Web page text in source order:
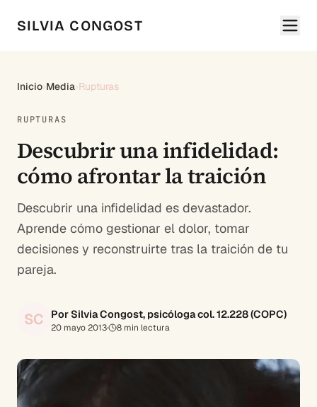
SILVIA CONGOST
Inicio›Media›Rupturas
RUPTURAS
Descubrir una infidelidad:
cómo afrontar la traición
Descubrir una infidelidad es devastador.
Aprende cómo gestionar el dolor, tomar
decisiones y reconstruirte tras la traición de tu
pareja.
SC Por Silvia Congost, psicóloga col. 12.228 (COPC)
20 mayo 2013· 8 min lectura